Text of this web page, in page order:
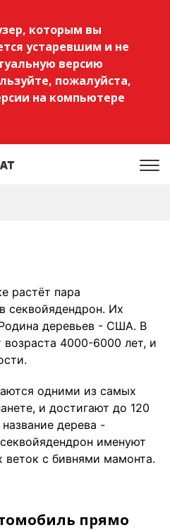
которым вы
устаревшим и не
версию
пожалуйста,
на компьютере
растёт пара
секвойядендрон. Их
деревьев - США. В
4000-6000 лет, и
одними из самых
и достигают до 120
дерева -
именуют
с бивнями мамонта.
прямо